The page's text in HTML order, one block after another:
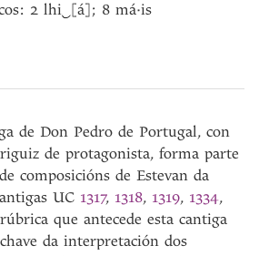
2 lhi [á]; 8 má·is
de Don Pedro de Portugal, con
de protagonista, forma parte
composicións de Estevan da
UC 1317, 1318, 1319, 1334,
que antecede esta cantiga
da interpretación dos